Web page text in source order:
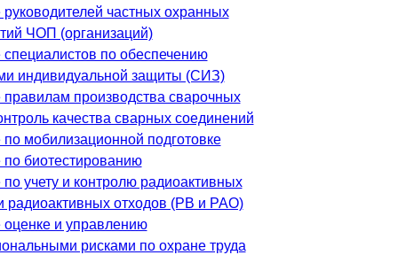
частных охранных
ЧОП (организаций)
по обеспечению
индивидуальной защиты (СИЗ)
производства сварочных
качества сварных соединений
мобилизационной подготовке
биотестированию
учету и контролю радиоактивных
радиоактивных отходов (РВ и РАО)
и управлению
рисками по охране труда